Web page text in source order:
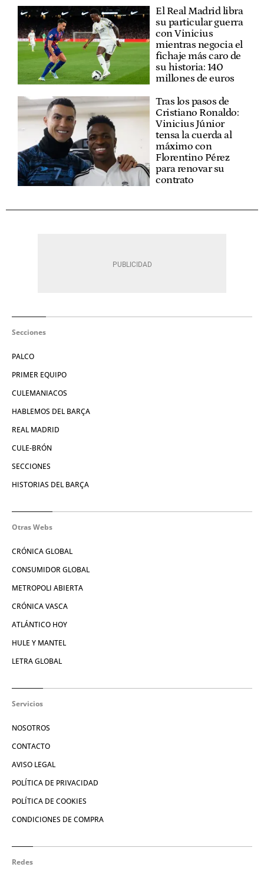
El Real Madrid libra
su particular guerra
con Vinicius
mientras negocia el
fichaje más caro de
su historia: 140
millones de euros
Tras los pasos de
Cristiano Ronaldo:
Vinicius Júnior
tensa la cuerda al
máximo con
Florentino Pérez
para renovar su
contrato
Secciones
PALCO
PRIMER EQUIPO
CULEMANIACOS
HABLEMOS DEL BARÇA
REAL MADRID
CULE-BRÓN
SECCIONES
HISTORIAS DEL BARÇA
Otras Webs
CRÓNICA GLOBAL
CONSUMIDOR GLOBAL
METROPOLI ABIERTA
CRÓNICA VASCA
ATLÁNTICO HOY
HULE Y MANTEL
LETRA GLOBAL
Servicios
NOSOTROS
CONTACTO
AVISO LEGAL
POLÍTICA DE PRIVACIDAD
POLÍTICA DE COOKIES
CONDICIONES DE COMPRA
Redes